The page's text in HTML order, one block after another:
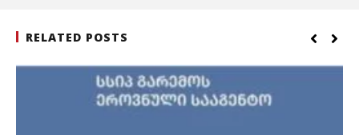
RELATED POSTS